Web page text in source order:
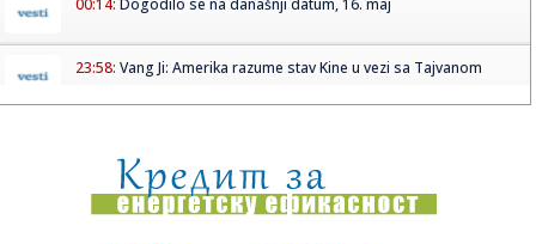
23:58: Vang Ji: Amerika razume stav Kine u vezi sa Tajvanom
23:54:DA LI JE POENTA FUDBALA DA SAMO BOGATAŠI NAPUNE
STADION? Predsed...